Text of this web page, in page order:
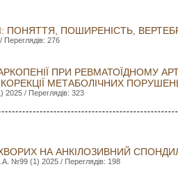
ПОНЯТТЯ, ПОШИРЕНІСТЬ,
276
ПРИ РЕВМАТОЇДНОМУ
МЕТАБОЛІЧНИХ
/ Переглядів: 323
НА АНКІЛОЗИВНИЙ
№99 (1) 2025 / Переглядів: 198